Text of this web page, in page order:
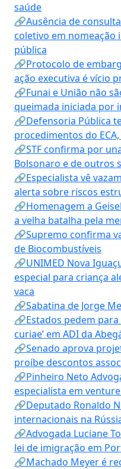
saúde
🔗Ausência de
coletivo em nomeação
pública
🔗Protocolo de
ação executiva é vício
🔗Funai e União não
queimada iniciada por
🔗Defensoria Pública
procedimentos do ECA,
🔗STF confirma por
Bolsonaro e de outros
🔗Especialista vê
alerta sobre riscos
🔗Homenagem a
a velha batalha pela
🔗Supremo confirma
de Biocombustíveis
🔗UNIMED Nova
especial para criança
vaca
🔗Sabatina de Jorge
🔗Estados pedem para
curiae’ em ADI da
🔗Senado aprova
proíbe descontos
🔗Pinheiro Neto
especialista em
🔗Deputado Ronaldo
internacionais na
🔗Advogada Luciane
lei de imigração em
🔗Machado Meyer é